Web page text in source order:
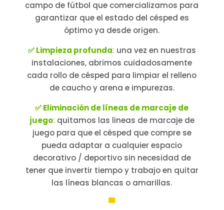
campo de fútbol que comercializamos para
garantizar que el estado del césped es
óptimo ya desde origen.
✅ Limpieza profunda: una vez en nuestras
instalaciones, abrimos cuidadosamente
cada rollo de césped para limpiar el relleno
de caucho y arena e impurezas.
✅ Eliminación de líneas de marcaje de
juego: quitamos las lineas de marcaje de
juego para que el césped que compre se
pueda adaptar a cualquier espacio
decorativo / deportivo sin necesidad de
tener que invertir tiempo y trabajo en quitar
las líneas blancas o amarillas.
▀